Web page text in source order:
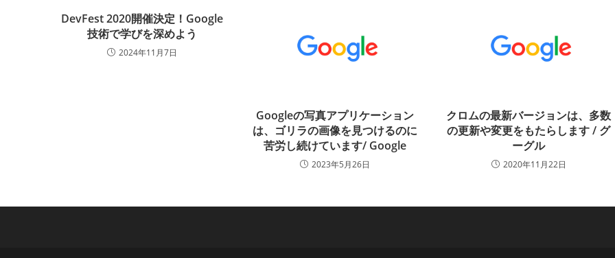
DevFest 2020開催決定！Google
技術で学びを深めよう
2024年11月7日
Googleの写真アプリケーション
は、ゴリラの画像を見つけるのに
苦労し続けています/ Google
2023年5月26日
クロムの最新バージョンは、多数
の更新や変更をもたらします / グ
ーグル
2020年11月22日